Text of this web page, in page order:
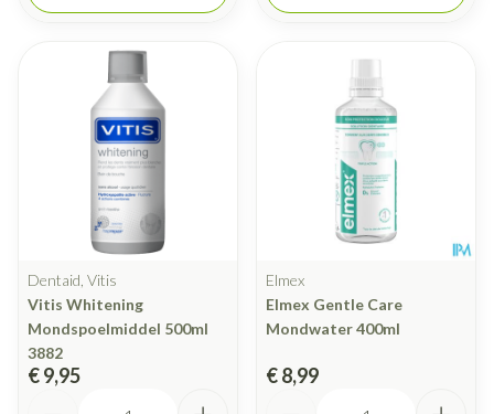
Dentaid, Vitis
Vitis Whitening
Mondspoelmiddel 500ml
3882
€ 9,95
Elmex
Elmex Gentle Care
Mondwater 400ml
€ 8,99